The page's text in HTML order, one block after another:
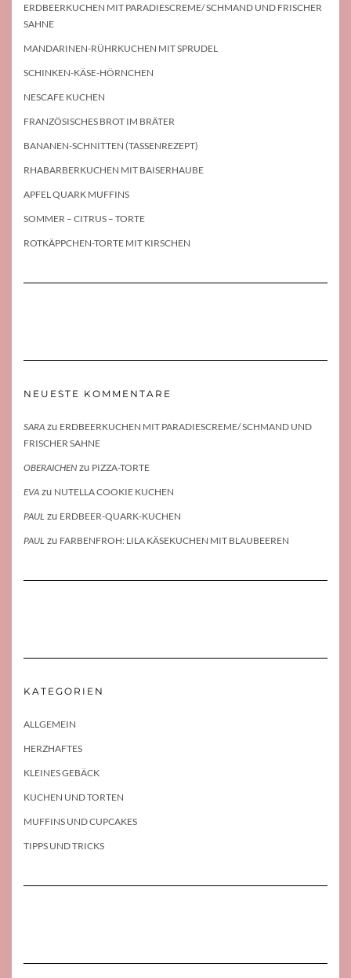
ERDBEERKUCHEN MIT PARADIESCREME/ SCHMAND UND FRISCHER
SAHNE
MANDARINEN-RÜHRKUCHEN MIT SPRUDEL
SCHINKEN-KÄSE-HÖRNCHEN
NESCAFE KUCHEN
FRANZÖSISCHES BROT IM BRÄTER
BANANEN-SCHNITTEN (TASSENREZEPT)
RHABARBERKUCHEN MIT BAISERHAUBE
APFEL QUARK MUFFINS
SOMMER – CITRUS – TORTE
ROTKÄPPCHEN-TORTE MIT KIRSCHEN
NEUESTE KOMMENTARE
SARA zu ERDBEERKUCHEN MIT PARADIESCREME/ SCHMAND UND
FRISCHER SAHNE
OBERAICHEN zu PIZZA-TORTE
EVA zu NUTELLA COOKIE KUCHEN
PAUL zu ERDBEER-QUARK-KUCHEN
PAUL zu FARBENFROH: LILA KÄSEKUCHEN MIT BLAUBEEREN
KATEGORIEN
ALLGEMEIN
HERZHAFTES
KLEINES GEBÄCK
KUCHEN UND TORTEN
MUFFINS UND CUPCAKES
TIPPS UND TRICKS